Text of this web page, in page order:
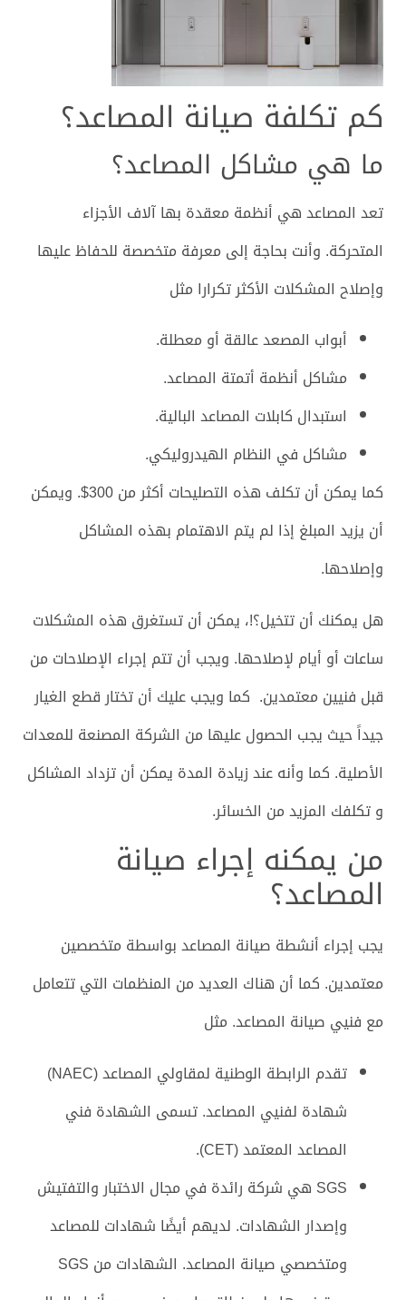
كم تكلفة صيانة المصاعد؟
ما هي مشاكل المصاعد؟
تعد المصاعد هي أنظمة معقدة بها آلاف الأجزاء
المتحركة. وأنت بحاجة إلى معرفة متخصصة للحفاظ عليها
وإصلاح المشكلات الأكثر تكرارا مثل
أبواب المصعد عالقة أو معطلة.
مشاكل أنظمة أتمتة المصاعد.
استبدال كابلات المصاعد البالية.
مشاكل في النظام الهيدروليكي.
كما يمكن أن تكلف هذه التصليحات أكثر من 300$. ويمكن
أن يزيد المبلغ إذا لم يتم الاهتمام بهذه المشاكل
وإصلاحها.
هل يمكنك أن تتخيل؟!، يمكن أن تستغرق هذه المشكلات
ساعات أو أيام لإصلاحها. ويجب أن تتم إجراء الإصلاحات من
قبل فنيين معتمدين. كما ويجب عليك أن تختار قطع الغيار
جيداً حيث يجب الحصول عليها من الشركة المصنعة للمعدات
الأصلية. كما وأنه عند زيادة المدة يمكن أن تزداد المشاكل
و تكلفك المزيد من الخسائر.
من يمكنه إجراء صيانة
المصاعد؟
يجب إجراء أنشطة صيانة المصاعد بواسطة متخصصين
معتمدين. كما أن هناك العديد من المنظمات التي تتعامل
مع فنيي صيانة المصاعد. مثل
تقدم الرابطة الوطنية لمقاولي المصاعد (NAEC)
شهادة لفنيي المصاعد. تسمى الشهادة فني
المصاعد المعتمد (CET).
SGS هي شركة رائدة في مجال الاختبار والتفتيش
وإصدار الشهادات. لديهم أيضًا شهادات للمصاعد
ومتخصصي صيانة المصاعد. الشهادات من SGS